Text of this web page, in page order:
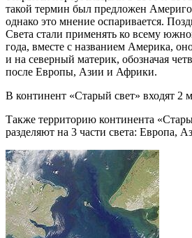
такой термин был предложен
однако это мнение оспаривается.
Света стали применять ко всему
года, вместе с названием Америка,
и на северный материк, обозначая
после Европы, Азии и Африки.
В континент «Старый свет» входят 2
Также территорию континента
разделяют на 3 части света: Европа,